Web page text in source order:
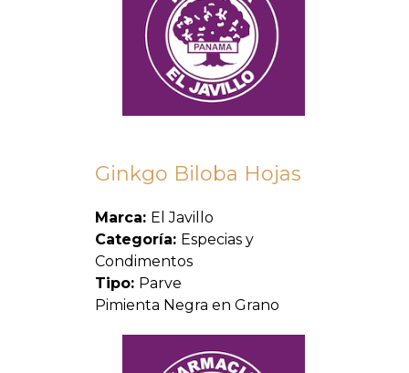
Ginkgo Biloba Hojas
Marca: El Javillo
Categoría: Especias y
Condimentos
Tipo: Parve
Pimienta Negra en Grano